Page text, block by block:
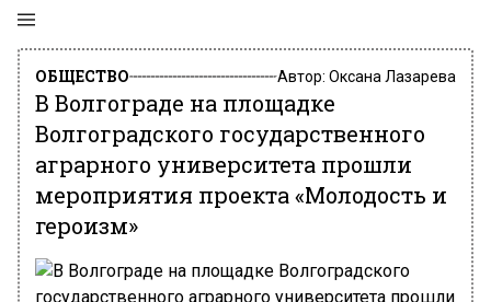
ОБЩЕСТВО Автор: Оксана Лазарева
В Волгограде на площадке
Волгоградского государственного
аграрного университета прошли
мероприятия проекта «Молодость и
героизм»